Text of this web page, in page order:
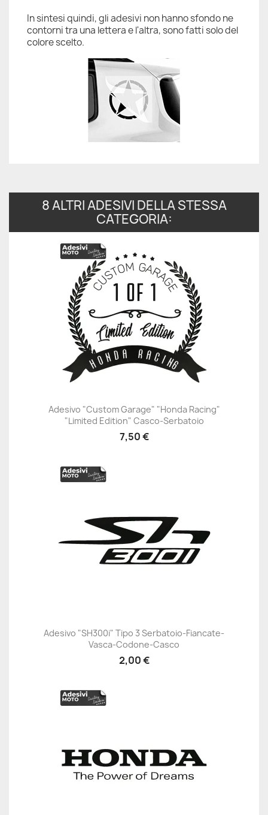
In sintesi quindi, gli adesivi non hanno sfondo ne
contorni tra una lettera e l'altra, sono fatti solo del
colore scelto.
8 ALTRI ADESIVI DELLA STESSA
CATEGORIA:
Adesivo "Custom Garage" "Honda Racing"
"Limited Edition" Casco-Serbatoio
7,50 €
Adesivo "SH300i" Tipo 3 Serbatoio-Fiancate-
Vasca-Codone-Casco
2,00 €